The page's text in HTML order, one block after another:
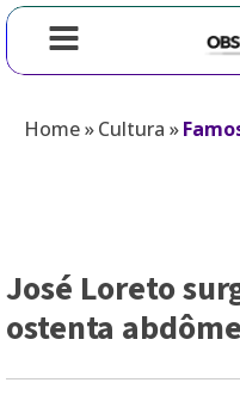
Home»Cultura »
José Loreto
ostenta